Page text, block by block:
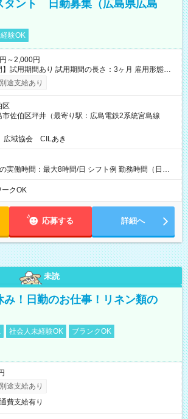
タント 日勤募集（広島県広島
験OK
～2,000円
】試用期間あり 試用期間の長さ：3ヶ月 雇用形態、
用時と同じです。
途支給あり
区
市佐伯区坪井（最寄り駅：広島電鉄2系統宮島線
広域協会 CILあき
実働時間：最大8時間/日 シフト例 勤務時間（日
18時 （実働時間8時間 待機休憩2時間）（日勤1回
与 2万円）
ークOK
応募する 詳細へ
未読
み！日勤のお仕事！リネン類の
社会人未経験OK
ブランクOK
途支給あり
費支給有り